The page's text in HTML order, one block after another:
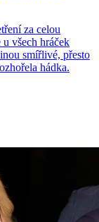
za celou
všech hráček
smířlivé, přesto
hádka.